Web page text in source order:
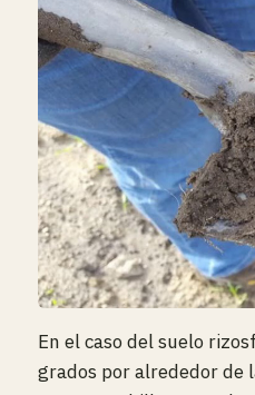
En el caso del suelo
grados por alrededor de